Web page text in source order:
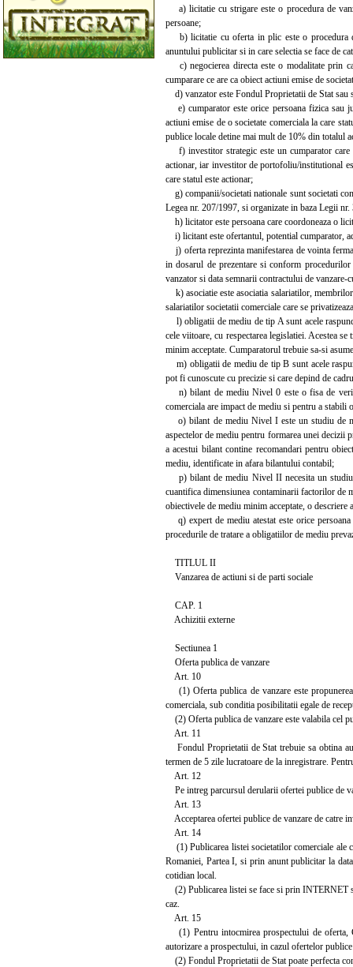
a) licitatie cu strigare este o procedura de
persoane;
b) licitatie cu oferta in plic este o procedura
anuntului publicitar si in care selectia se face de
c) negocierea directa este o modalitate prin
cumparare ce are ca obiect actiuni emise de
d) vanzator este Fondul Proprietatii de Stat sau
e) cumparator este orice persoana fizica sau
actiuni emise de o societate comerciala la care
publice locale detine mai mult de 10% din totalul
f) investitor strategic este un cumparator care
actionar, iar investitor de portofoliu/institutional
care statul este actionar;
g) companii/societati nationale sunt societati
Legea nr. 207/1997, si organizate in baza Legii
h) licitator este persoana care coordoneaza o
i) licitant este ofertantul, potential cumparator,
j) oferta reprezinta manifestarea de vointa
in dosarul de prezentare si conform
vanzator si data semnarii contractului de
k) asociatie este asociatia salariatilor,
salariatilor societatii comerciale care se
l) obligatii de mediu de tip A sunt acele
cele viitoare, cu respectarea legislatiei. Acestea
minim acceptate. Cumparatorul trebuie sa-si
m) obligatii de mediu de tip B sunt acele
pot fi cunoscute cu precizie si care depind de
n) bilant de mediu Nivel 0 este o fisa de
comerciala are impact de mediu si pentru a stabili
o) bilant de mediu Nivel I este un studiu de
aspectelor de mediu pentru formarea unei decizii
a acestui bilant contine recomandari pentru
mediu, identificate in afara bilantului contabil;
p) bilant de mediu Nivel II necesita un studiu
cuantifica dimensiunea contaminarii factorilor de
obiectivele de mediu minim acceptate, o
q) expert de mediu atestat este orice
procedurile de tratare a obligatiilor de mediu
TITLUL II
Vanzarea de actiuni si de parti sociale
CAP. 1
Achizitii externe
Sectiunea 1
Oferta publica de vanzare
Art. 10
(1) Oferta publica de vanzare este
comerciala, sub conditia posibilitatii egale de
(2) Oferta publica de vanzare este valabila cel
Art. 11
Fondul Proprietatii de Stat trebuie sa obtina
termen de 5 zile lucratoare de la inregistrare.
Art. 12
Pe intreg parcursul derularii ofertei publice de
Art. 13
Acceptarea ofertei publice de vanzare de catre
Art. 14
(1) Publicarea listei societatilor comerciale ale
Romaniei, Partea I, si prin anunt publicitar la
cotidian local.
(2) Publicarea listei se face si prin INTERNET
caz.
Art. 15
(1) Pentru intocmirea prospectului de oferta,
autorizare a prospectului, in cazul ofertelor
(2) Fondul Proprietatii de Stat poate perfecta